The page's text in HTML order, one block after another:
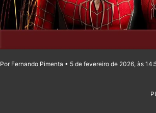
Por Fernando Pimenta • 5 de fevereiro de 2026, às